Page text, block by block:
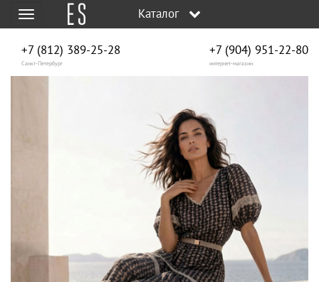
Меню Каталог
+7 (812) 389-25-28
Санкт-Петербург
+7 (904) 951‑22‑80
интернет-магазин